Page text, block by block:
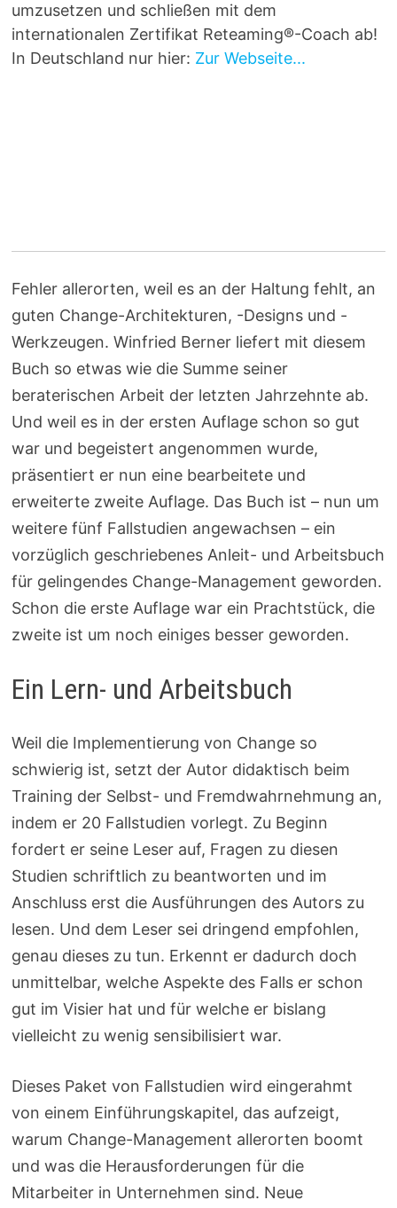
umzusetzen und schließen mit dem
internationalen Zertifikat Reteaming®-Coach ab!
In Deutschland nur hier: Zur Webseite...
Fehler allerorten, weil es an der Haltung fehlt, an
guten Change-Architekturen, -Designs und -
Werkzeugen. Winfried Berner liefert mit diesem
Buch so etwas wie die Summe seiner
beraterischen Arbeit der letzten Jahrzehnte ab.
Und weil es in der ersten Auflage schon so gut
war und begeistert angenommen wurde,
präsentiert er nun eine bearbeitete und
erweiterte zweite Auflage. Das Buch ist – nun um
weitere fünf Fallstudien angewachsen – ein
vorzüglich geschriebenes Anleit- und Arbeitsbuch
für gelingendes Change-Management geworden.
Schon die erste Auflage war ein Prachtstück, die
zweite ist um noch einiges besser geworden.
Ein Lern- und Arbeitsbuch
Weil die Implementierung von Change so
schwierig ist, setzt der Autor didaktisch beim
Training der Selbst- und Fremdwahrnehmung an,
indem er 20 Fallstudien vorlegt. Zu Beginn
fordert er seine Leser auf, Fragen zu diesen
Studien schriftlich zu beantworten und im
Anschluss erst die Ausführungen des Autors zu
lesen. Und dem Leser sei dringend empfohlen,
genau dieses zu tun. Erkennt er dadurch doch
unmittelbar, welche Aspekte des Falls er schon
gut im Visier hat und für welche er bislang
vielleicht zu wenig sensibilisiert war.
Dieses Paket von Fallstudien wird eingerahmt
von einem Einführungskapitel, das aufzeigt,
warum Change-Management allerorten boomt
und was die Herausforderungen für die
Mitarbeiter in Unternehmen sind. Neue